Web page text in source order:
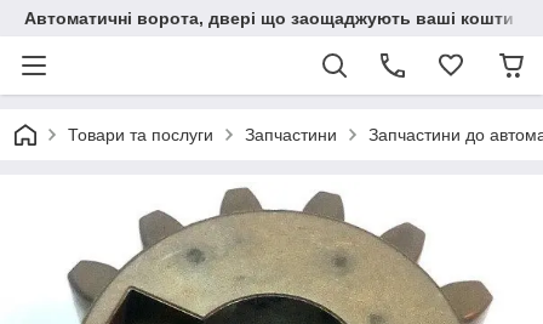
Автоматичні ворота, двері що заощаджують ваші кошти
Товари та послуги Запчастини Запчастини до